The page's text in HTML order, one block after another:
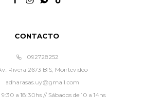
CONTACTO
092728252
Rivera 2673 BIS, Montevideo
adharasas.uy@gmail.com
9:30 a 18:30hs // Sábados de 10 a 14hs